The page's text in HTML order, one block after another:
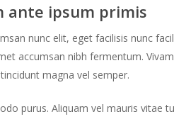
ante ipsum primis
nunc elit, eget facilisis nunc
accumsan nibh fermentum.
magna vel semper.
purus. Aliquam vel mauris vitae